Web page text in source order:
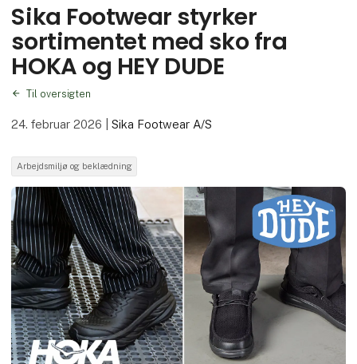
Sika Footwear styrker
sortimentet med sko fra
HOKA og HEY DUDE
Til oversigten
24. februar 2026 |Sika Footwear A/S
Arbejdsmiljø og beklædning